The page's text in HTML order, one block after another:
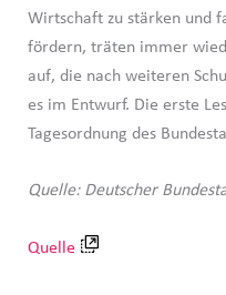
Wirtschaft zu stärken und
fördern, träten immer
auf, die nach weiteren
es im Entwurf. Die erste
Tagesordnung des
Quelle: Deutscher
Quelle